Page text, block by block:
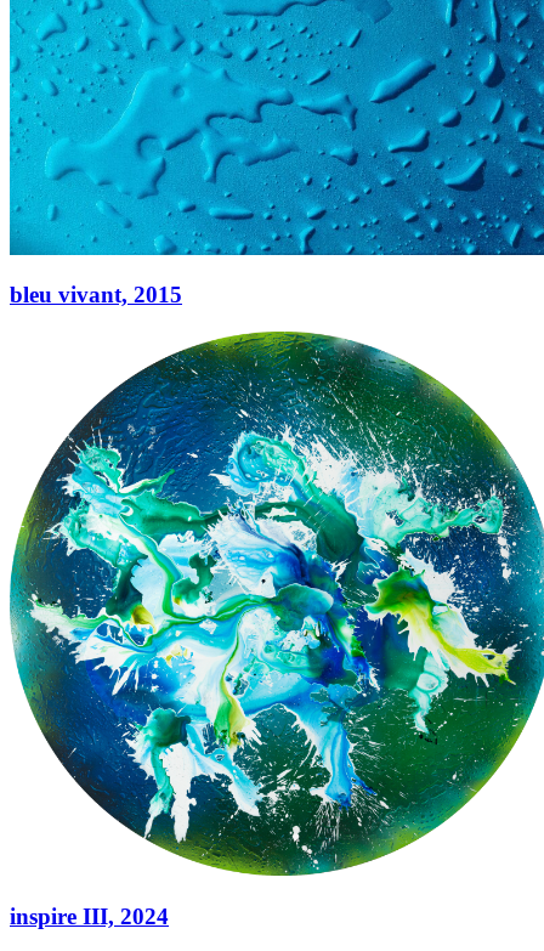
bleu vivant, 2015
Acryl auf Leinwand
inspire III, 2024